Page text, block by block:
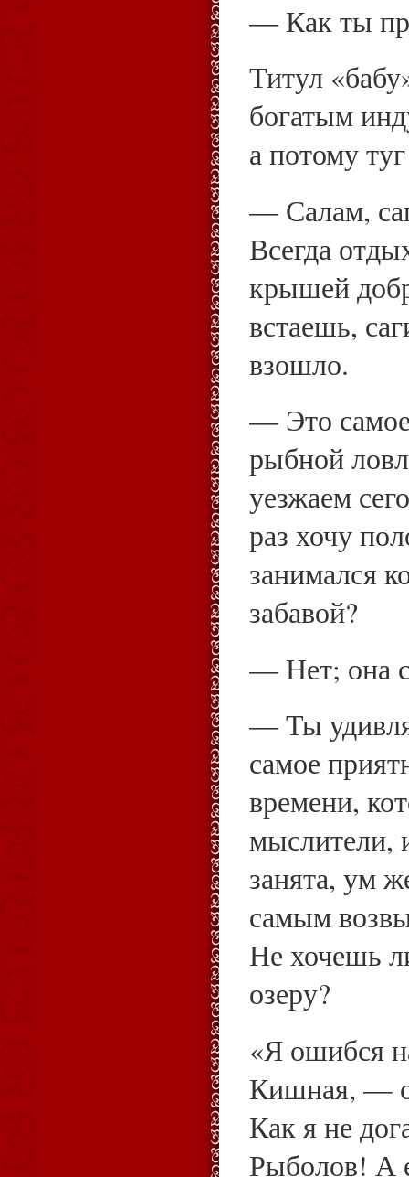
— Как ты
Титул
богатым
а потому
— Салам,
Всегда
крышей
встаешь,
взошло.
— Это
рыбной
уезжаем
раз хочу
занимался
забавой?
— Нет; она
— Ты
самое
времени,
мыслители,
занята, ум
самым
Не хочешь
озеру?
«Я ошибся
Кишная, —
Как я не
Рыболов! А